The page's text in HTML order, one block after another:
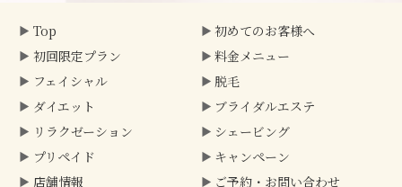
Top
初めてのお客様へ
初回限定プラン
料金メニュー
フェイシャル
脱毛
ダイエット
ブライダルエステ
リラクゼーション
シェービング
プリペイド
キャンペーン
店舗情報
ご予約・ お問い合わせ